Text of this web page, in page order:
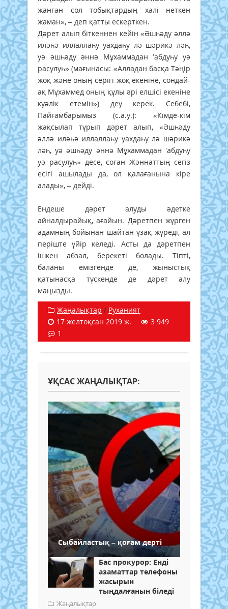
жанған сол тобықтардың халі неткен
жаман», – деп қатты ескерткен.
Дәрет алып біткеннен кейін «Әшһәду әллә
иләһә иллаллаһу уахдаһу лә шәрикә ләһ,
уә әшһәду әннә Мұхаммадан ’абдуһу уә
расулуһ» (мағынасы: «Алладан басқа Тәңір
жоқ және оның серігі жоқ екеніне, сондай-
ақ Мұхаммед оның құлы әрі елшісі екеніне
куәлік етемін») деу керек. Себебі,
Пайғамбарымыз (с.а.у.): «Кімде-кім
жақсылап тұрып дәрет алып, «Әшһәду
әллә иләһә иллаллаһу уахдаһу лә шәрикә
ләһ, уә әшһәду әннә Мұхаммадан ’абдуһу
уә расулуһ» десе, соған Жәннаттың сегіз
есігі ашылады да, ол қалағанына кіре
алады», – дейді.
Ендеше дәрет алуды әдетке
айналдырайық, ағайын. Дәретпен жүрген
адамның бойынан шайтан ұзақ жүреді, ал
періште үйір келеді. Асты да дәретпен
ішкен абзал, берекеті болады. Тіпті,
баланы емізгенде де, жыныстық
қатынасқа түскенде де дәрет алу
маңызды.
Жаңалықтар / Руханият
17 желтоқсан 2019 ж.
3 949
1
ҰҚСАС ЖАҢАЛЫҚТАР:
Сыбайластық – қоғам дерті
Бас прокурор: Енді
азаматтар телефоны
жасырын
тыңдалғанын біледі
Жаңалықтар